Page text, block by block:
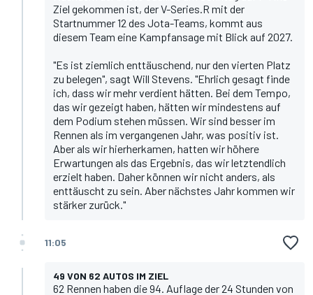
Ziel gekommen ist, der V-Series.R mit der
Startnummer 12 des Jota-Teams, kommt aus
diesem Team eine Kampfansage mit Blick auf 2027.
"Es ist ziemlich enttäuschend, nur den vierten Platz
zu belegen", sagt Will Stevens. "Ehrlich gesagt finde
ich, dass wir mehr verdient hätten. Bei dem Tempo,
das wir gezeigt haben, hätten wir mindestens auf
dem Podium stehen müssen. Wir sind besser im
Rennen als im vergangenen Jahr, was positiv ist.
Aber als wir hierherkamen, hatten wir höhere
Erwartungen als das Ergebnis, das wir letztendlich
erzielt haben. Daher können wir nicht anders, als
enttäuscht zu sein. Aber nächstes Jahr kommen wir
stärker zurück."
11:05
49 VON 62 AUTOS IM ZIEL
62 Rennen haben die 94. Auflage der 24 Stunden von